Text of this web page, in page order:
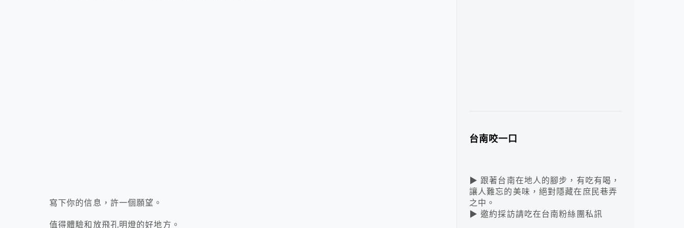
寫下你的信息，許一個願望。
值得體驗和放飛孔明燈的好地方。
台南咬一口
▶ 跟著台南在地人的腳步，有吃有喝，
讓人難忘的美味，絕對隱藏在庶民巷弄
之中。
▶ 邀約採訪請吃在台南粉絲團私訊